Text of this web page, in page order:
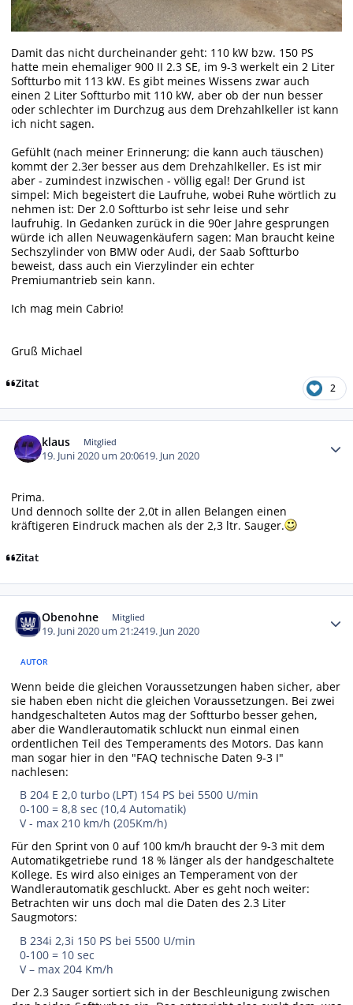
Damit das nicht durcheinander geht: 110 kW bzw. 150 PS
hatte mein ehemaliger 900 II 2.3 SE, im 9-3 werkelt ein 2 Liter
Softturbo mit 113 kW. Es gibt meines Wissens zwar auch
einen 2 Liter Softturbo mit 110 kW, aber ob der nun besser
oder schlechter im Durchzug aus dem Drehzahlkeller ist kann
ich nicht sagen.
Gefühlt (nach meiner Erinnerung; die kann auch täuschen)
kommt der 2.3er besser aus dem Drehzahlkeller. Es ist mir
aber - zumindest inzwischen - völlig egal! Der Grund ist
simpel: Mich begeistert die Laufruhe, wobei Ruhe wörtlich zu
nehmen ist: Der 2.0 Softturbo ist sehr leise und sehr
laufruhig. In Gedanken zurück in die 90er Jahre gesprungen
würde ich allen Neuwagenkäufern sagen: Man braucht keine
Sechszylinder von BMW oder Audi, der Saab Softturbo
beweist, dass auch ein Vierzylinder ein echter
Premiumantrieb sein kann.
Ich mag mein Cabrio!
Gruß Michael
Zitat 2
klaus Mitglied
19. Juni 2020 um 20:0619. Jun 2020
Prima.
Und dennoch sollte der 2,0t in allen Belangen einen
kräftigeren Eindruck machen als der 2,3 ltr. Sauger.
Zitat
Obenohne Mitglied
19. Juni 2020 um 21:2419. Jun 2020
AUTOR
Wenn beide die gleichen Voraussetzungen haben sicher, aber
sie haben eben nicht die gleichen Voraussetzungen. Bei zwei
handgeschalteten Autos mag der Softturbo besser gehen,
aber die Wandlerautomatik schluckt nun einmal einen
ordentlichen Teil des Temperaments des Motors. Das kann
man sogar hier in den "FAQ technische Daten 9-3 I"
nachlesen:
B 204 E 2,0 turbo (LPT) 154 PS bei 5500 U/min
0-100 = 8,8 sec (10,4 Automatik)
V - max 210 km/h (205Km/h)
Für den Sprint von 0 auf 100 km/h braucht der 9-3 mit dem
Automatikgetriebe rund 18 % länger als der handgeschaltete
Kollege. Es wird also einiges an Temperament von der
Wandlerautomatik geschluckt. Aber es geht noch weiter:
Betrachten wir uns doch mal die Daten des 2.3 Liter
Saugmotors:
B 234i 2,3i 150 PS bei 5500 U/min
0-100 = 10 sec
V – max 204 Km/h
Der 2.3 Sauger sortiert sich in der Beschleunigung zwischen